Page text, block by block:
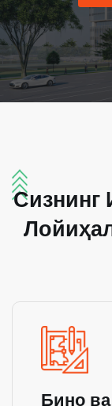
Сизнинг
Бино